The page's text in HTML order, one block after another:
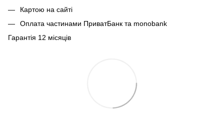
Картою на сайті
Оплата частинами ПриватБанк та monobank
Гарантія 12 місяців